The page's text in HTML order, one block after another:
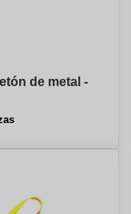
de metal -